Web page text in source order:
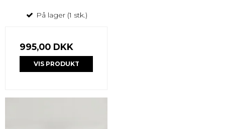
På lager (1 stk.)
995,00 DKK
VIS PRODUKT